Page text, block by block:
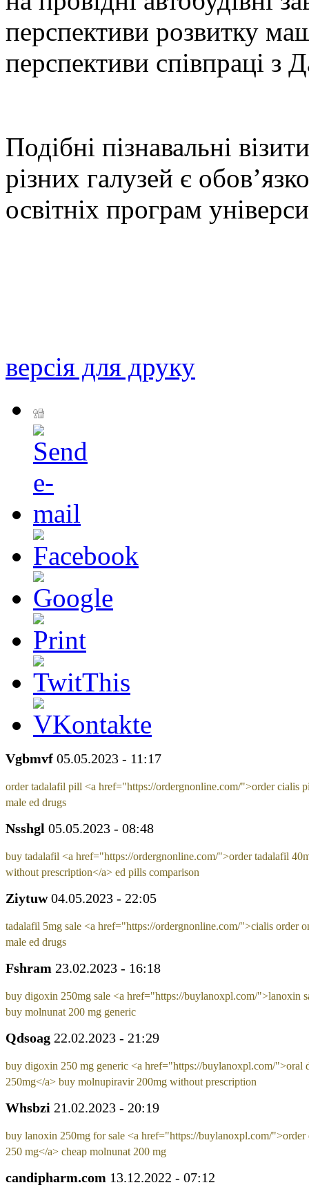
перспективи розвитку
перспективи співпраці з
Подібні пізнавальні
різних галузей є
освітніх програм
версія для друку
Vgbmvf 05.05.2023 - 11:17
order tadalafil pill <a href="https://ordergnonline.com/">order cialis
male ed drugs
Nsshgl 05.05.2023 - 08:48
buy tadalafil <a href="https://ordergnonline.com/">order tadalafil
without prescription</a> ed pills comparison
Ziytuw 04.05.2023 - 22:05
tadalafil 5mg sale <a href="https://ordergnonline.com/">cialis order
male ed drugs
Fshram 23.02.2023 - 16:18
buy digoxin 250mg sale <a href="https://buylanoxpl.com/">lanoxin
buy molnunat 200 mg generic
Qdsoag 22.02.2023 - 21:29
buy digoxin 250 mg generic <a href="https://buylanoxpl.com/">oral
250mg</a> buy molnupiravir 200mg without prescription
Whsbzi 21.02.2023 - 20:19
buy lanoxin 250mg for sale <a href="https://buylanoxpl.com/
250 mg</a> cheap molnunat 200 mg
candipharm.com 13.12.2022 - 07:12